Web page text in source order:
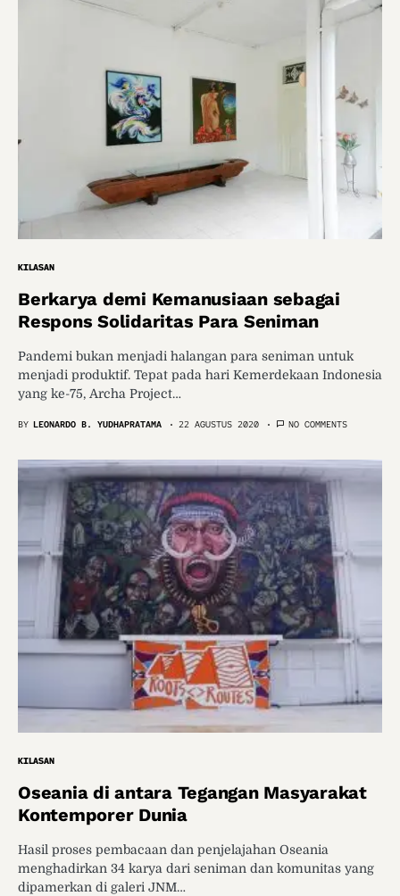
KILASAN
Berkarya demi Kemanusiaan sebagai
Respons Solidaritas Para Seniman
Pandemi bukan menjadi halangan para seniman untuk
menjadi produktif. Tepat pada hari Kemerdekaan Indonesia
yang ke-75, Archa Project…
BY LEONARDO B. YUDHAPRATAMA 22 AGUSTUS 2020 NO COMMENTS
KILASAN
Oseania di antara Tegangan Masyarakat
Kontemporer Dunia
Hasil proses pembacaan dan penjelajahan Oseania
menghadirkan 34 karya dari seniman dan komunitas yang
dipamerkan di galeri JNM…